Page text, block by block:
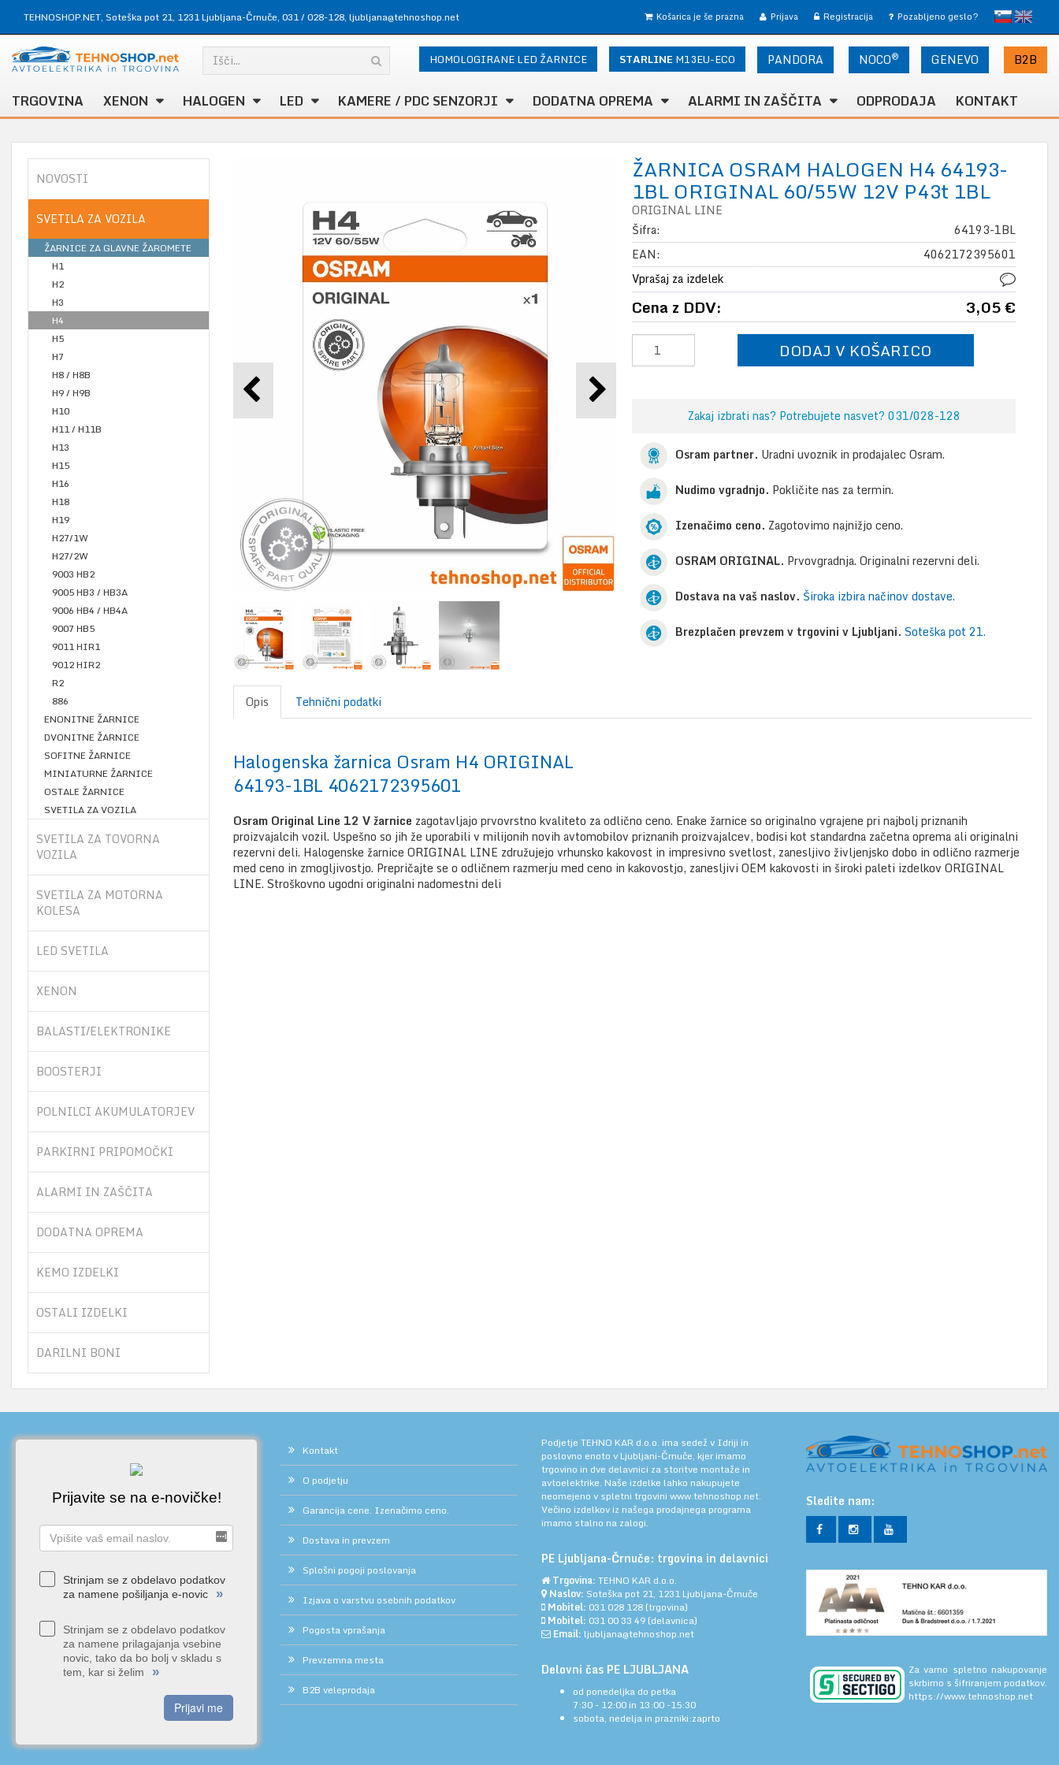
TEHNOSHOP.NET, Soteška pot 21, 1231 Ljubljana-Črnuče, 031 / 028-128, ljubljana@tehnoshop.net slovensko
English
Prijava Registracija Pozabljeno geslo?
Košarica je še prazna
PANDORA NOCO® GENEVO B2B
STARLINE M13EU-ECO
HOMOLOGIRANE LED ŽARNICE
TRGOVINA XENON HALOGEN LED KAMERE / PDC SENZORJI DODATNA OPREMA ALARMI IN ZAŠČITA ODPRODAJA KONTAKT
NOVOSTI
SVETILA ZA VOZILA
ŽARNICE ZA GLAVNE ŽAROMETE
H1
H2
H3
H4
H5
H7
H8 / H8B
H9 / H9B
H10
H11 / H11B
H13
H15
H16
H18
H19
H27/1W
H27/2W
9003 HB2
9005 HB3 / HB3A
9006 HB4 / HB4A
9007 HB5
9011 HIR1
9012 HIR2
R2
886
ENONITNE ŽARNICE
DVONITNE ŽARNICE
SOFITNE ŽARNICE
MINIATURNE ŽARNICE
OSTALE ŽARNICE
SVETILA ZA VOZILA
SVETILA ZA TOVORNA
VOZILA
SVETILA ZA MOTORNA
KOLESA
LED SVETILA
XENON
BALASTI/ELEKTRONIKE
BOOSTERJI
POLNILCI AKUMULATORJEV
PARKIRNI PRIPOMOČKI
ALARMI IN ZAŠČITA
DODATNA OPREMA
KEMO IZDELKI
OSTALI IZDELKI
DARILNI BONI
ŽARNICA OSRAM HALOGEN H4 64193-
1BL ORIGINAL 60/55W 12V P43t 1BL
ORIGINAL LINE
Šifra:
64193-1BL
EAN:
4062172395601
Vprašaj za izdelek
Cena z DDV:
3,05 €
DODAJ V KOŠARICO
Zakaj izbrati nas? Potrebujete nasvet? 031/028-128
Osram partner. Uradni uvoznik in prodajalec Osram.
Nudimo vgradnjo. Pokličite nas za termin.
Izenačimo ceno. Zagotovimo najnižjo ceno.
OSRAM ORIGINAL. Prvovgradnja. Originalni rezervni deli.
Dostava na vaš naslov. Široka izbira načinov dostave.
Brezplačen prevzem v trgovini v Ljubljani. Soteška pot 21.
Opis Tehnični podatki
Halogenska žarnica Osram H4 ORIGINAL
64193-1BL 4062172395601
Osram Original Line 12 V žarnice zagotavljajo prvovrstno kvaliteto za odlično ceno. Enake žarnice so originalno vgrajene pri najbolj priznanih
proizvajalcih vozil. Uspešno so jih že uporabili v milijonih novih avtomobilov priznanih proizvajalcev, bodisi kot standardna začetna oprema ali originalni
rezervni deli. Halogenske žarnice ORIGINAL LINE združujejo vrhunsko kakovost in impresivno svetlost, zanesljivo življenjsko dobo in odlično razmerje
med ceno in zmogljivostjo. Prepričajte se o odličnem razmerju med ceno in kakovostjo, zanesljivi OEM kakovosti in široki paleti izdelkov ORIGINAL
LINE. Stroškovno ugodni originalni nadomestni deli
Prijavite se na e-novičke!
Strinjam se z obdelavo podatkov
za namene pošiljanja e-novic
»
Strinjam se z obdelavo podatkov
za namene prilagajanja vsebine
novic, tako da bo bolj v skladu s
tem, kar si želim
»
Prijavi me
Kontakt
O podjetju
Garancija cene. Izenačimo ceno.
Dostava in prevzem
Splošni pogoji poslovanja
Izjava o varstvu osebnih podatkov
Pogosta vprašanja
Prevzemna mesta
B2B veleprodaja
Podjetje TEHNO KAR d.o.o. ima sedež v Idriji in
poslovno enoto v Ljubljani-Črnuče, kjer imamo
trgovino in dve delavnici za storitve montaže in
avtoelektrike. Naše izdelke lahko nakupujete
neomejeno v spletni trgovini www.tehnoshop.net.
Večino izdelkov iz našega prodajnega programa
imamo stalno na zalogi.
PE Ljubljana-Črnuče: trgovina in delavnici
Trgovina: TEHNO KAR d.o.o.
Naslov: Soteška pot 21, 1231 Ljubljana-Črnuče
Mobitel: 031 028 128 (trgovina)
Mobitel: 031 00 33 49 (delavnica)
Email: ljubljana@tehnoshop.net
Delovni čas PE LJUBLJANA
od ponedeljka do petka
7:30 - 12:00 in 13:00 -15:30
sobota, nedelja in prazniki:zaprto
Sledite nam:
Za varno spletno nakupovanje
skrbimo s šifriranjem podatkov.
https://www.tehnoshop.net